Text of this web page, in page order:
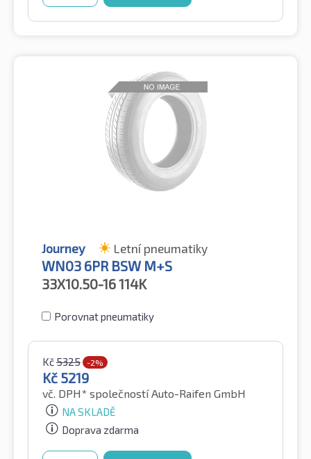
Journey Letní pneumatiky
WN03 6PR BSW M+S
33X10.50-16114K
Porovnat pneumatiky
Kč5325 -2%
Kč 5219
vč. DPH* společností Auto-Raifen GmbH
NA SKLADĚ
Doprava zdarma